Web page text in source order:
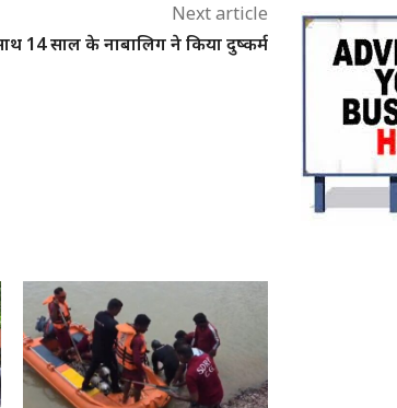
Next article
14 साल के नाबालिग ने किया दुष्कर्म